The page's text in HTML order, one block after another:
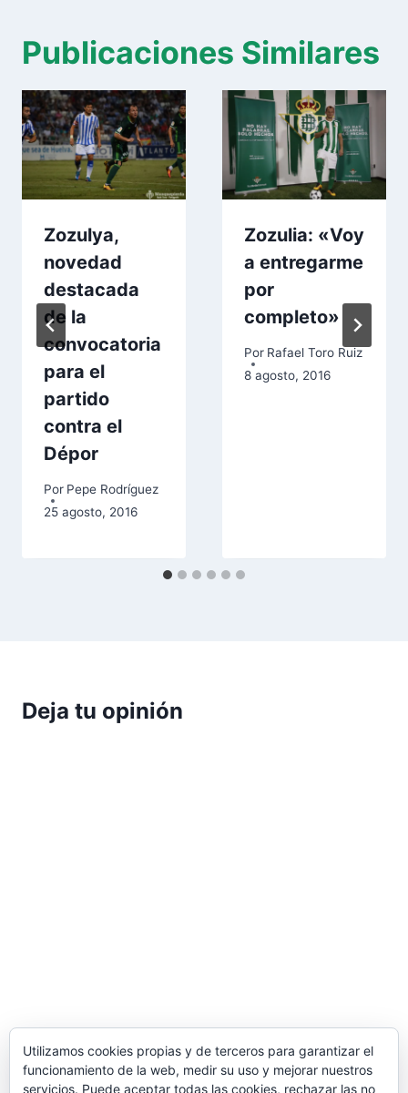
Publicaciones Similares
Zozulya,
novedad
destacada
de la
convocatoria
para el
partido
contra el
Dépor
Por Pepe Rodríguez
25 agosto, 2016
Zozulia: «Voy
a entregarme
por
completo»
Por Rafael Toro Ruiz
8 agosto, 2016
Deja tu opinión
Utilizamos cookies propias y de terceros para garantizar el
funcionamiento de la web, medir su uso y mejorar nuestros
servicios. Puede aceptar todas las cookies, rechazar las no